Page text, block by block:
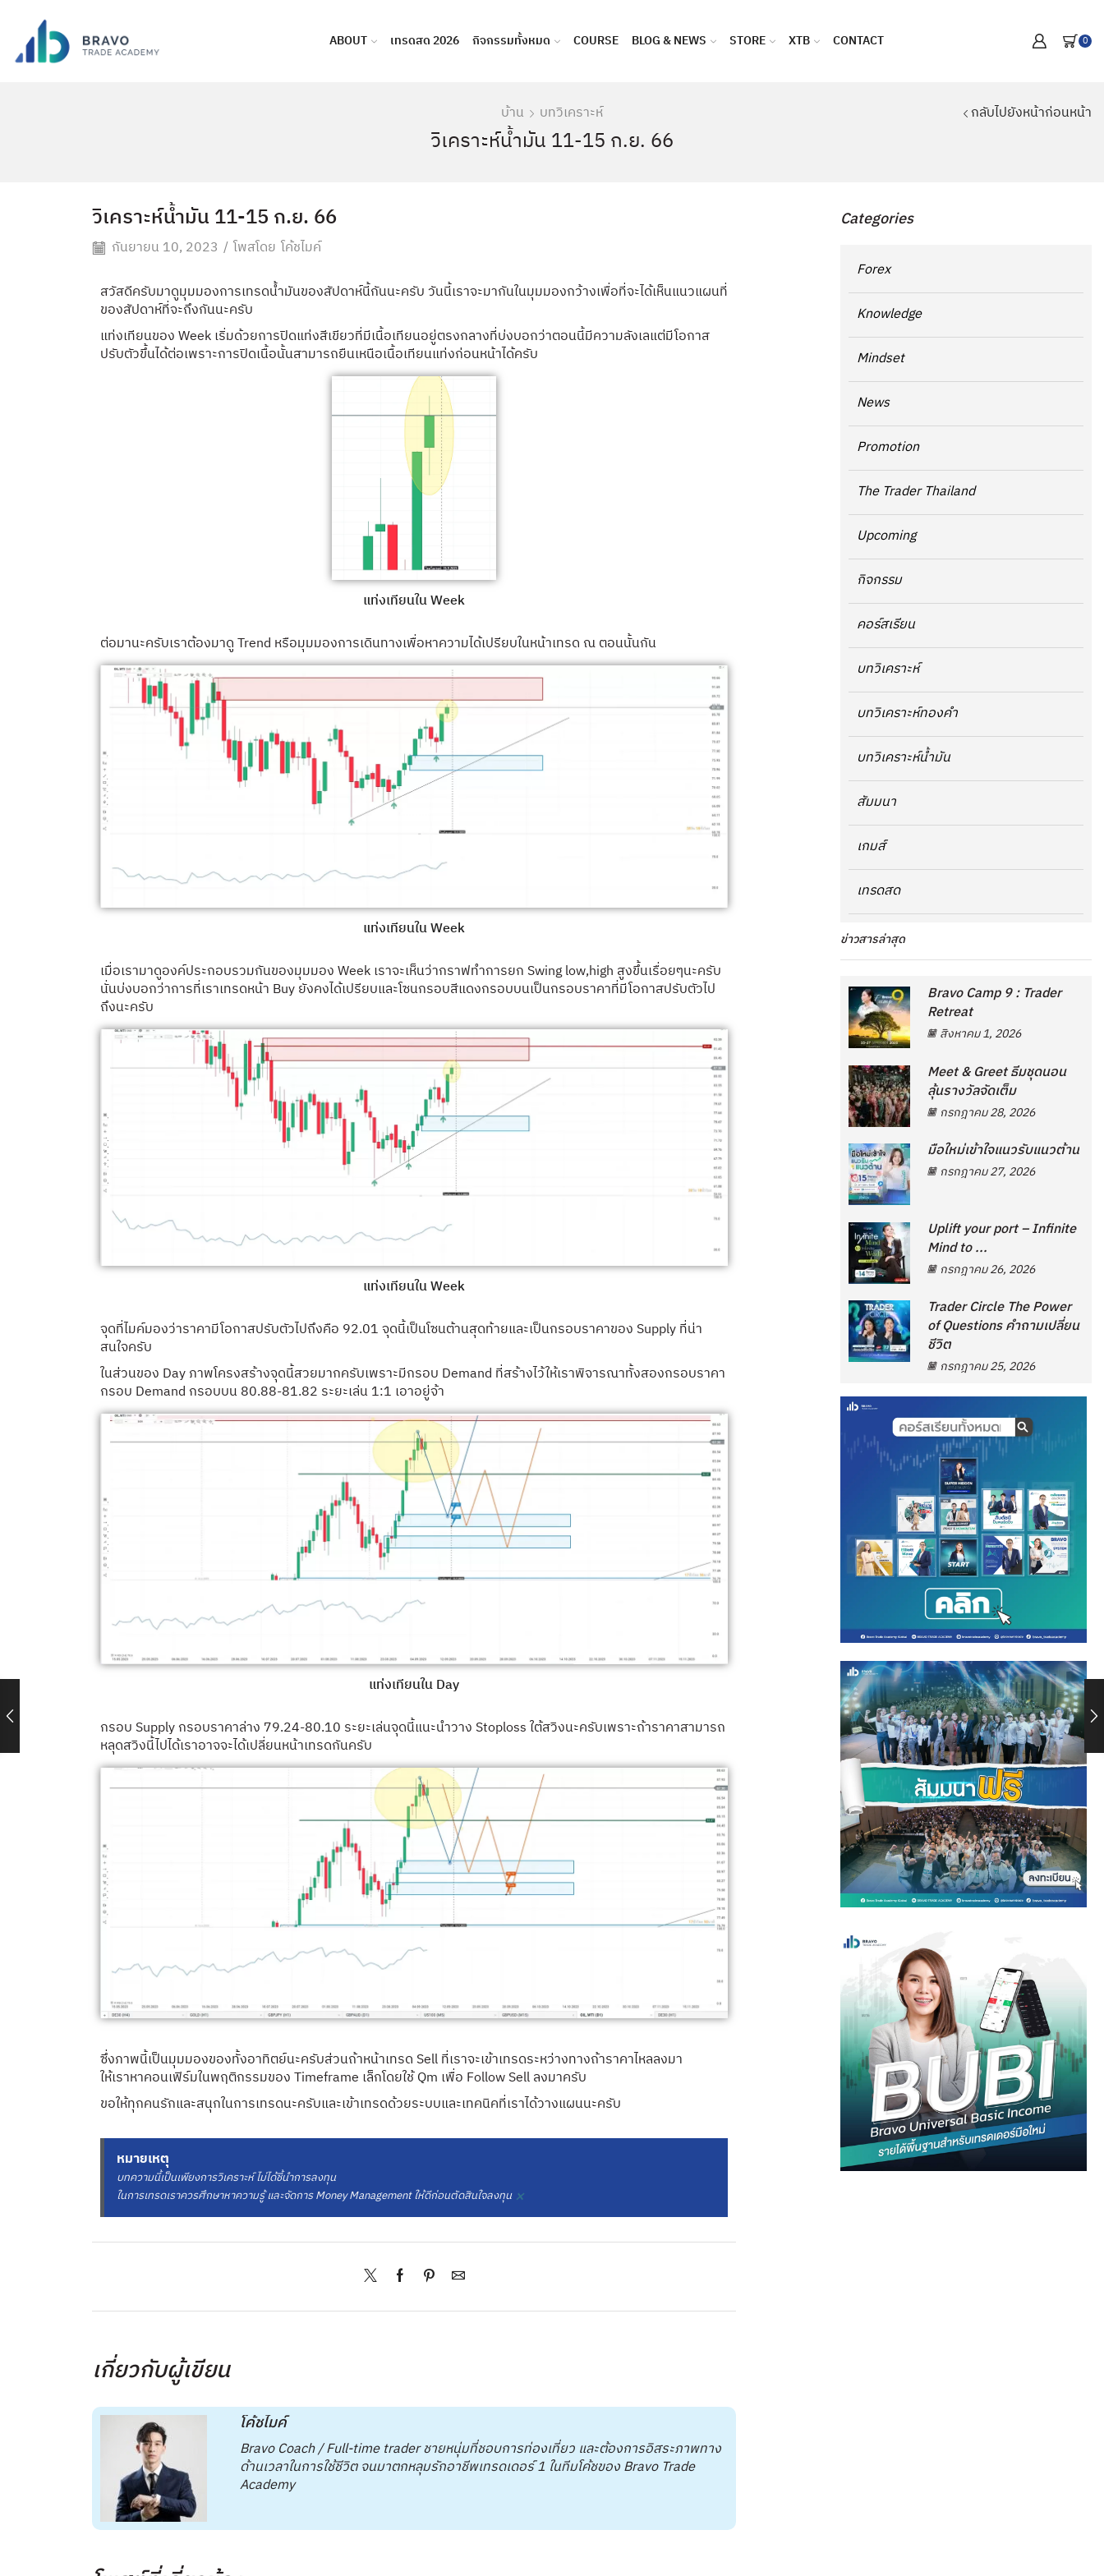
ABOUT เทรดสด 2026 กิจกรรมทั้งหมด COURSE BLOG & NEWS STORE XTB CONTACT 0
กลับไปยังหน้าก่อนหน้า
บ้าน บทวิเคราะห์
วิเคราะห์น้ำมัน 11-15 ก.ย. 66
วิเคราะห์น้ำมัน 11-15 ก.ย. 66
กันยายน 10, 2023 / โพสโดย โค้ชไมค์
สวัสดีครับมาดูมุมมองการเทรดน้ำมันของสัปดาห์นี้กันนะครับ วันนี้เราจะมากันในมุมมองกว้างเพื่อที่จะได้เห็นแนวแผนที่
ของสัปดาห์ที่จะถึงกันนะครับ
แท่งเทียนของ Week เริ่มด้วยการปิดแท่งสีเขียวที่มีเนื้อเทียนอยู่ตรงกลางที่บ่งบอกว่าตอนนี้มีความลังเลแต่มีโอกาส
ปรับตัวขึ้นได้ต่อเพราะการปิดเนื้อนั้นสามารถยืนเหนือเนื้อเทียนแท่งก่อนหน้าได้ครับ
แท่งเทียนใน Week
ต่อมานะครับเราต้องมาดู Trend หรือมุมมองการเดินทางเพื่อหาความได้เปรียบในหน้าเทรด ณ ตอนนั้นกัน
แท่งเทียนใน Week
เมื่อเรามาดูองค์ประกอบรวมกันของมุมมอง Week เราจะเห็นว่ากราฟทำการยก Swing low,high สูงขึ้นเรื่อยๆนะครับ
นั่นบ่งบอกว่าการที่เราเทรดหน้า Buy ยังคงได้เปรียบและโซนกรอบสีแดงกรอบบนเป็นกรอบราคาที่มีโอกาสปรับตัวไป
ถึงนะครับ
แท่งเทียนใน Week
จุดที่ไมค์มองว่าราคามีโอกาสปรับตัวไปถึงคือ 92.01 จุดนี้เป็นโซนต้านสุดท้ายและเป็นกรอบราคาของ Supply ที่น่า
สนใจครับ
ในส่วนของ Day ภาพโครงสร้างจุดนี้สวยมากครับเพราะมีกรอบ Demand ที่สร้างไว้ให้เราพิจารณาทั้งสองกรอบราคา
กรอบ Demand กรอบบน 80.88-81.82 ระยะเล่น 1:1 เอาอยู่จ้า
แท่งเทียนใน Day
กรอบ Supply กรอบราคาล่าง 79.24-80.10 ระยะเล่นจุดนี้แนะนำวาง Stoploss ใต้สวิงนะครับเพราะถ้าราคาสามารถ
หลุดสวิงนี้ไปได้เราอาจจะได้เปลี่ยนหน้าเทรดกันครับ
ซึ่งภาพนี้เป็นมุมมองของทั้งอาทิตย์นะครับส่วนถ้าหน้าเทรด Sell ที่เราจะเข้าเทรดระหว่างทางถ้าราคาไหลลงมา
ให้เราหาคอนเฟิร์มในพฤติกรรมของ Timeframe เล็กโดยใช้Qm เพื่อ Follow Sell ลงมาครับ
ขอให้ทุกคนรักและสนุกในการเทรดนะครับและเข้าเทรดด้วยระบบและเทคนิคที่เราได้วางแผนนะครับ
หมายเหตุ
บทความนี้เป็นเพียงการวิเคราะห์ ไม่ได้ชี้นำการลงทุน
ในการเทรดเราควรศึกษาหาความรู้ และจัดการ Money Management ให้ดีก่อนตัดสินใจลงทุน ×
เกี่ยวกับผู้เขียน
โค้ชไมค์
Bravo Coach / Full-time trader ชายหนุ่มที่ชอบการท่องเที่ยว และต้องการอิสระภาพทาง
ด้านเวลาในการใช้ชีวิต จนมาตกหลุมรักอาชีพเทรดเดอร์ 1 ในทีมโค้ชของ Bravo Trade
Academy
Categories
Forex
Knowledge
Mindset
News
Promotion
The Trader Thailand
Upcoming
กิจกรรม
คอร์สเรียน
บทวิเคราะห์
บทวิเคราะห์ทองคำ
บทวิเคราะห์น้ำมัน
สัมมนา
เกมส์
เทรดสด
ข่าวสารล่าสุด
Bravo Camp 9 : Trader
Retreat
สิงหาคม 1, 2026
Meet & Greet ธีมชุดนอน
ลุ้นรางวัลจัดเต็ม
กรกฎาคม 28, 2026
มือใหม่เข้าใจแนวรับแนวต้าน
กรกฎาคม 27, 2026
Uplift your port – Infinite
Mind to ...
กรกฎาคม 26, 2026
Trader Circle The Power
of Questions คำถามเปลี่ยน
ชีวิต
กรกฎาคม 25, 2026